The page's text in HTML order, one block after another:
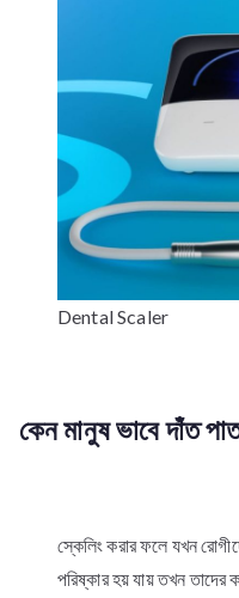
Dental Scaler
কেন মানুষ ভাবে দাঁত
স্কেলিং করার ফলে যখন
পরিষ্কার হয় যায় তখন তাদের